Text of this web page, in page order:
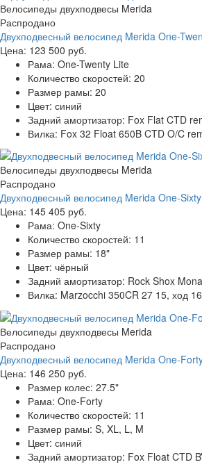
Велосипеды двухподвесы Merida
Распродано
Двухподвесный велосипед Merida One-
Цена: 123 500 руб.
Рама: One-Twenty Lite
Количество скоростей: 20
Размер рамы: 20
Цвет: синий
Задний амортизатор: Fox Flat CTD
Вилка: Fox 32 Float 650B CTD O/C
Велосипеды двухподвесы Merida
Распродано
Двухподвесный велосипед Merida One-
Цена: 145 405 руб.
Рама: One-Sixty
Количество скоростей: 11
Размер рамы: 18"
Цвет: чёрный
Задний амортизатор: Rock Shox
Вилка: Marzocchi 350CR 27 15, ход
Велосипеды двухподвесы Merida
Распродано
Двухподвесный велосипед Merida One-
Цена: 146 250 руб.
Размер колес: 27.5"
Рама: One-Forty
Количество скоростей: 11
Размер рамы: S, XL, L, M
Цвет: синий
Задний амортизатор: Fox Float CTD